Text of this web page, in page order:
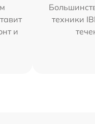
и
техники